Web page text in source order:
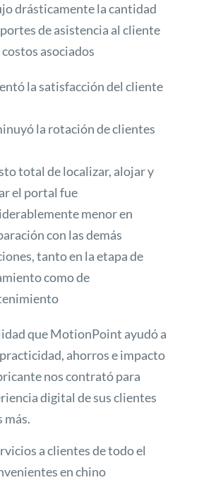
drásticamente la cantidad
de asistencia al cliente
costos asociados
la satisfacción del cliente
la rotación de clientes
total de localizar, alojar y
el portal fue
menor en
con las demás
tanto en la etapa de
como de
que MotionPoint ayudó a
ahorros e impacto
nos contrató para
digital de sus clientes
más.
a clientes de todo el
en chino